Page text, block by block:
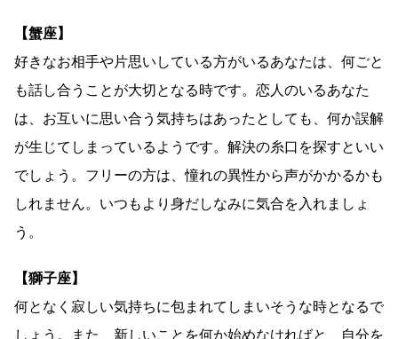
【蟹座】
好きなお相手や片思いしている方がいるあなたは、何ごと
も話し合うことが大切となる時です。恋人のいるあなた
は、お互いに思い合う気持ちはあったとしても、何か誤解
が生じてしまっているようです。解決の糸口を探すといい
でしょう。フリーの方は、憧れの異性から声がかかるかも
しれません。いつもより身だしなみに気合を入れましょ
う。
【獅子座】
何となく寂しい気持ちに包まれてしまいそうな時となるで
しょう。また、新しいことを何か始めなければと、自分を